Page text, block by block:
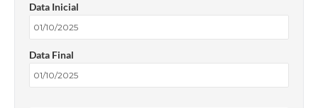
Data Inicial
Data Final